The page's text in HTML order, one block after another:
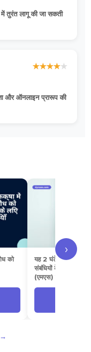
में तुरंत लागू की जा सकती
★★★★★
और ऑनलाइन प्रारूप की
को
यह 2 घंटे का प्रशिक्षण
संबंधियों के लिए है जो
(एमएस) से…
›
→